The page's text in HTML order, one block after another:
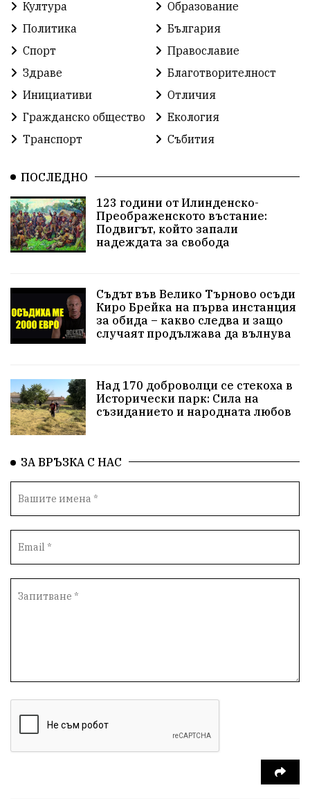
Култура
Образование
Политика
България
Спорт
Православие
Здраве
Благотворителност
Инициативи
Отличия
Гражданско общество
Екология
Транспорт
Събития
ПОСЛЕДНО
123 години от Илинденско-
Преображенското въстание:
Подвигът, който запали
надеждата за свобода
Съдът във Велико Търново осъди
Киро Брейка на първа инстанция
за обида – какво следва и защо
случаят продължава да вълнува
Над 170 доброволци се стекоха в
Исторически парк: Сила на
съзиданието и народната любов
ЗА ВРЪЗКА С НАС